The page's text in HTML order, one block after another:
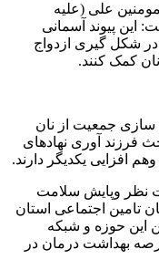
علی (علیه
این پیوند آسمانی
شکل گیری ازدواج
کمک کنند.
سازی جمعیت از نان
آوری نهادهای
افزایی یکدیگر دارند.
نظر وپایش سلامت
تامین اجتماعی استان
این حوزه و شبکه
بهداشت درمان در